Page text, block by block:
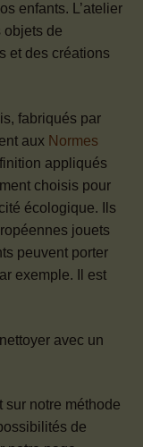
enfants. L’atelier
objets de
et des créations
fabriqués par
aux Normes
appliqués
choisis pour
écologique. Ils
jouets
peuvent porter
exemple. Il est
avec un
sur notre méthode
de